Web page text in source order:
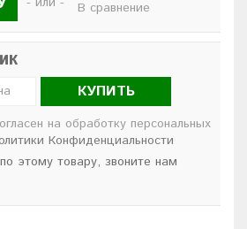
В сравнение
КУПИТЬ
на обработку персональных
Конфиденциальности
этому товару, звоните нам